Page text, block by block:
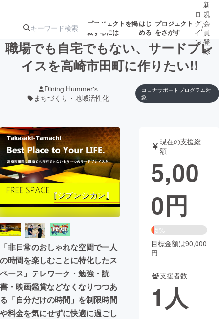
プロジェクトを掲
載するには
はじ
める
プロジェクト
をさがす
ターン
ジェクト
募集終了が近いプ
ロジェクト
もうすぐ公開
されます
アート・写真
テクノロジー・ガジェット
映像・映画 書籍・雑誌
まちづくり・地域活性化
CAMPFIRE for Social Good
CAMPFIREふるさと納税machi-ya コミュニティ
ロ
グ
イ
ン
/
新
規
会
員
登
録
職場でも自宅でもない、サードプレ
イスを高崎市田町に作りたい!!
Dining Hummer's
まちづくり・地域活性化
コロナサポートプログラム対
象
「非日常のおしゃれな空間で一人
の時間を楽しむことに特化したス
ペース」テレワーク・勉強・読
書・映画鑑賞などなくなりつつあ
る「自分だけの時間」を制限時間
や料金を気にせずに快適に過ごし
現在の支援総
額
5,00
0円
5%
目標金額は90,000
円
支援者数
1人